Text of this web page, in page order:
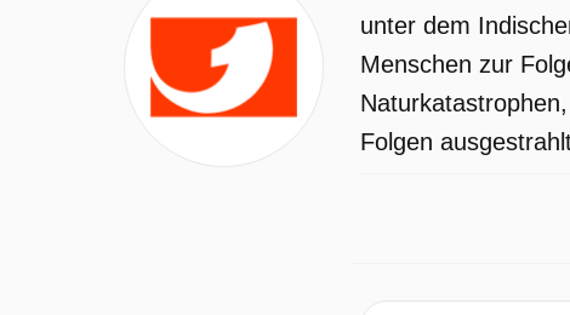
unter dem
Menschen zur
Folgen